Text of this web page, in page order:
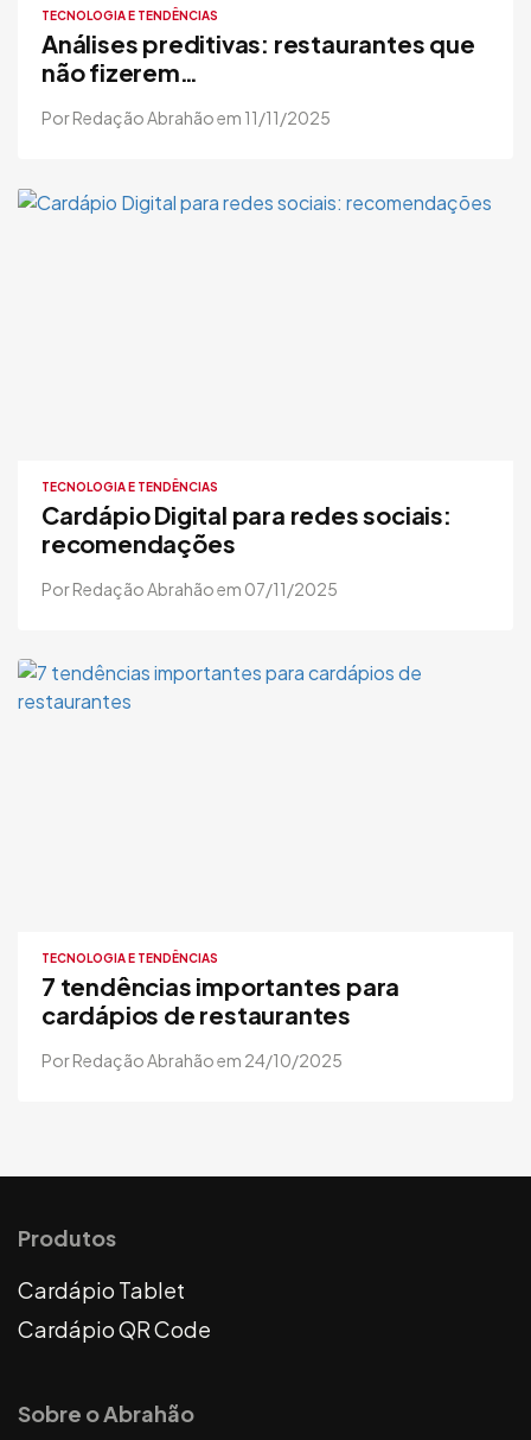
TECNOLOGIA E TENDÊNCIAS
Análises preditivas: restaurantes que
não fizerem…
Por Redação Abrahão em 11/11/2025
TECNOLOGIA E TENDÊNCIAS
Cardápio Digital para redes sociais:
recomendações
Por Redação Abrahão em 07/11/2025
TECNOLOGIA E TENDÊNCIAS
7 tendências importantes para
cardápios de restaurantes
Por Redação Abrahão em 24/10/2025
Produtos
Cardápio Tablet
Cardápio QR Code
Sobre o Abrahão